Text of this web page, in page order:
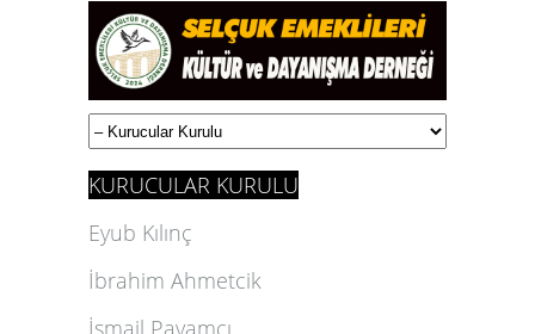
KURUCULAR KURULU
Eyub Kılınç
İbrahim Ahmetcik